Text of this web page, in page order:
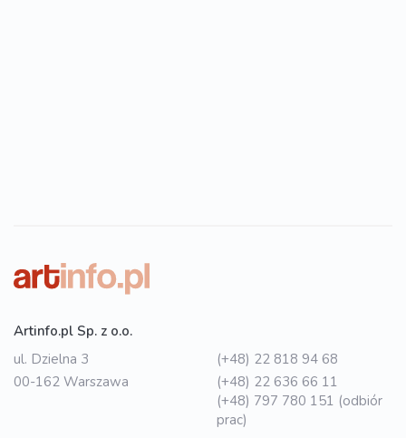
Artinfo.pl Sp. z o.o.
ul. Dzielna 3
00-162 Warszawa
(+48) 22 818 94 68
(+48) 22 636 66 11
(+48) 797 780 151 (odbiór
prac)